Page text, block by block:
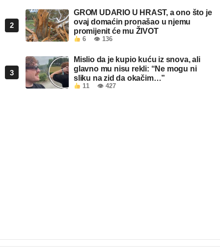
2
GROM UDARIO U HRAST, a ono što je
ovaj domaćin pronašao u njemu
promijenit će mu ŽIVOT
6 👁 136
3
Mislio da je kupio kuću iz snova, ali
glavno mu nisu rekli: “Ne mogu ni
sliku na zid da okačim…”
11 👁 427